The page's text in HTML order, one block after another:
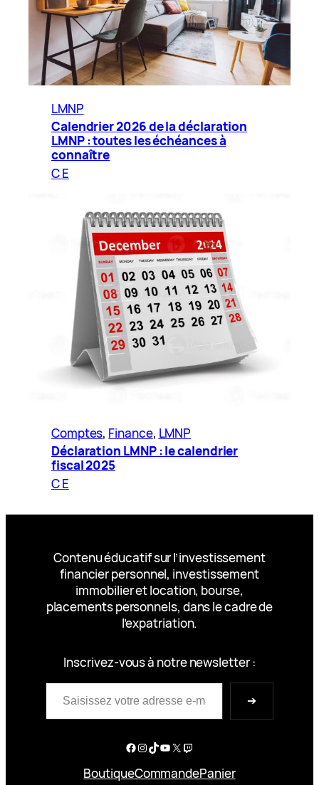
LMNP
Calendrier 2026 de la déclaration
LMNP : toutes les échéances à
connaître
C E
Comptes, Finance, LMNP
Déclaration LMNP : le calendrier
fiscal 2025
C E
Contenu éducatif sur l’investissement
financier personnel, investissement
immobilier et location, bourse,
placements personnels, dans le cadre de
l’expatriation.
Inscrivez-vous à notre newsletter :
Saisissez votre adresse e-mail…
➔
Facebook
Instagram
TikTok
YouTube
X Twitch
BoutiqueCommandePanier